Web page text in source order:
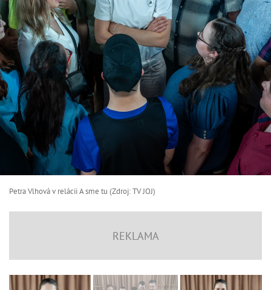
Petra Vlhová v relácii A sme tu (Zdroj: TV JOJ)